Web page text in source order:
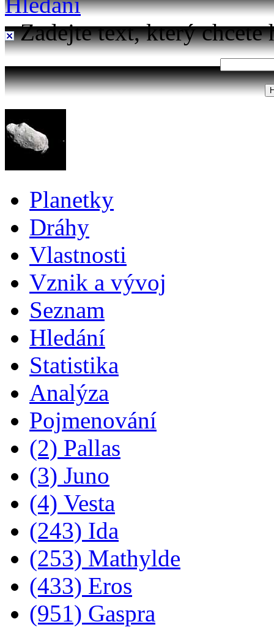
Zadejte text, který chcete
Planetky
Dráhy
Vlastnosti
Vznik a vývoj
Seznam
Hledání
Statistika
Analýza
Pojmenování
(2) Pallas
(3) Juno
(4) Vesta
(243) Ida
(253) Mathylde
(433) Eros
(951) Gaspra